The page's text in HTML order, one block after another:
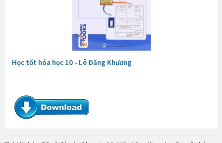
Học tốt hóa học 10 - Lê Đăng Khương